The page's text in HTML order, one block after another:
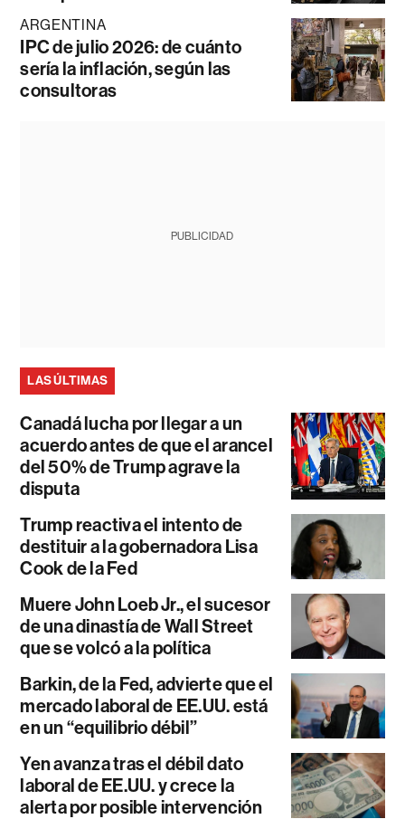
ARGENTINA
IPC de julio 2026: de cuánto
sería la inflación, según las
consultoras
PUBLICIDAD
LAS ÚLTIMAS
Canadá lucha por llegar a un
acuerdo antes de que el arancel
del 50% de Trump agrave la
disputa
Trump reactiva el intento de
destituir a la gobernadora Lisa
Cook de la Fed
Muere John Loeb Jr., el sucesor
de una dinastía de Wall Street
que se volcó a la política
Barkin, de la Fed, advierte que el
mercado laboral de EE.UU. está
en un “equilibrio débil”
Yen avanza tras el débil dato
laboral de EE.UU. y crece la
alerta por posible intervención